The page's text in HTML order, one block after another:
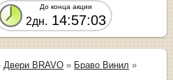
До конца акции
2дн. 14:57:03
Двери BRAVO » Браво Винил »